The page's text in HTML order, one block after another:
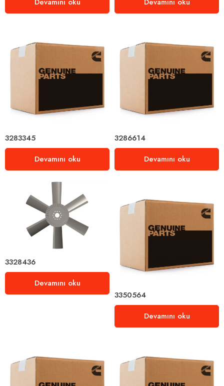
3283345
Devamını oku
3286614
Devamını oku
3328436
Devamını oku
3350564
Devamını oku